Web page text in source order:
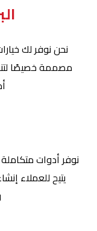
نحن نوفر لك
مصممة خصيصًا
نوفر أدوات متكاملة
يتيح للعملاء